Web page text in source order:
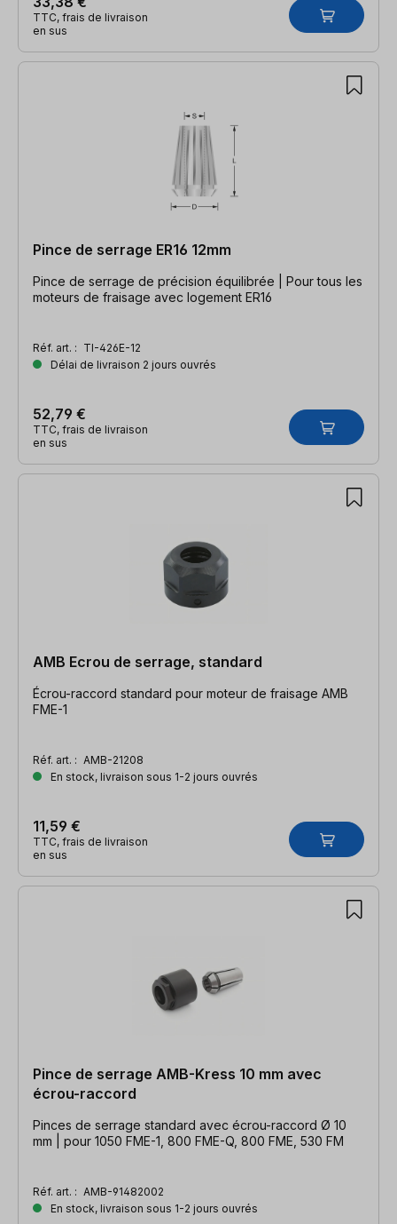
TTC, frais de livraison
en sus
Pince de serrage ER16 12mm
Pince de serrage de précision équilibrée | Pour tous les
moteurs de fraisage avec logement ER16
Réf. art. : TI-426E-12
Délai de livraison 2 jours ouvrés
52,79 €
TTC, frais de livraison
en sus
AMB Ecrou de serrage, standard
Écrou-raccord standard pour moteur de fraisage AMB
FME-1
Réf. art. : AMB-21208
En stock, livraison sous 1-2 jours ouvrés
11,59 €
TTC, frais de livraison
en sus
Pince de serrage AMB-Kress 10 mm avec
écrou-raccord
Pinces de serrage standard avec écrou-raccord Ø 10
mm | pour 1050 FME-1, 800 FME-Q, 800 FME, 530 FM
Réf. art. : AMB-91482002
En stock, livraison sous 1-2 jours ouvrés